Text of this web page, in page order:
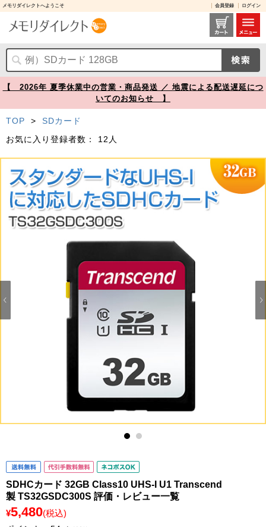
メモリダイレクトへようこそ 会員登録 ログイン
TS32GSDC300S レビュー / SDHCカード 32GB Class10 UHS-I U1 Transcend製【メモリダイレクト】
【 2026年 夏季休業中の営業・商品発送 ／ 地震による配送遅延につ
いてのお知らせ 】
TOP >
SDカード
お気に入り登録者数：
12人
SDHCカード 32GB Class10 UHS-I U1 Transcend
製 TS32GSDC300S 評価・レビュー一覧
¥5,480(税込)